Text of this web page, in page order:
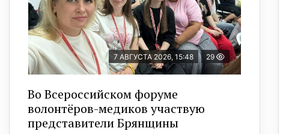
7 АВГУСТА 2026, 15:48 29
Во Всероссийском форуме
волонтёров-медиков участвую
представители Брянщины